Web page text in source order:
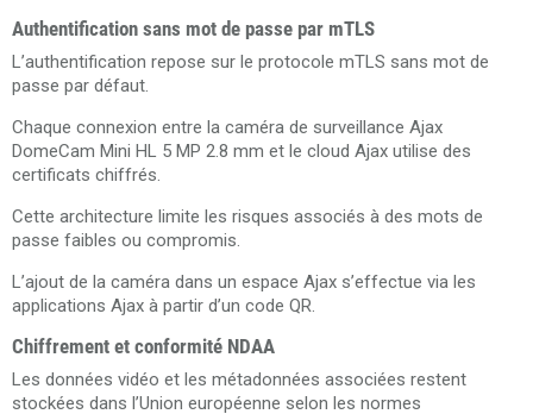
Authentification sans mot de passe par mTLS
L’authentification repose sur le protocole mTLS sans mot de
passe par défaut.
Chaque connexion entre la caméra de surveillance Ajax
DomeCam Mini HL 5 MP 2.8 mm et le cloud Ajax utilise des
certificats chiffrés.
Cette architecture limite les risques associés à des mots de
passe faibles ou compromis.
L’ajout de la caméra dans un espace Ajax s’effectue via les
applications Ajax à partir d’un code QR.
Chiffrement et conformité NDAA
Les données vidéo et les métadonnées associées restent
stockées dans l’Union européenne selon les normes